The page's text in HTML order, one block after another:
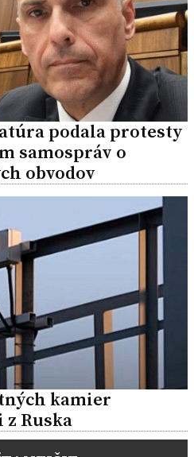
podala protesty
samospráv o
obvodov
kamier
Ruska